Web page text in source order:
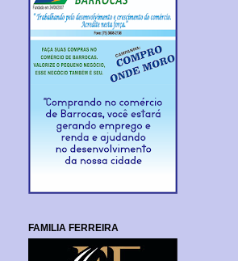
FAMILIA FERREIRA